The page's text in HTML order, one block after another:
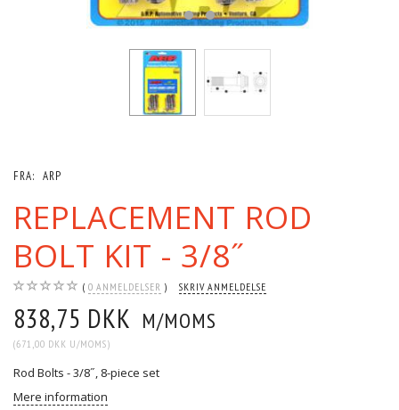
FRA: ARP
REPLACEMENT ROD
BOLT KIT - 3/8˝
0 ANMELDELSER SKRIV ANMELDELSE
838,75 DKK M/MOMS
(671,00 DKK U/MOMS)
Rod Bolts - 3/8˝, 8-piece set
Mere information